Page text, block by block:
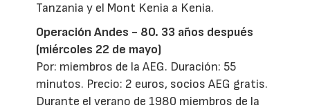
Tanzania y el Mont Kenia a Kenia.
Operación Andes - 80. 33 años después
(miércoles 22 de mayo)
Por: miembros de la AEG. Duración: 55
minutos. Precio: 2 euros, socios AEG gratis.
Durante el verano de 1980 miembros de la